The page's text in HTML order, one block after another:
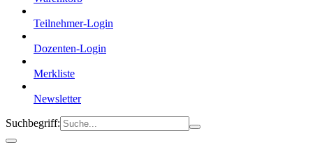
Teilnehmer-Login
Dozenten-Login
Merkliste
Newsletter
Suchbegriff: